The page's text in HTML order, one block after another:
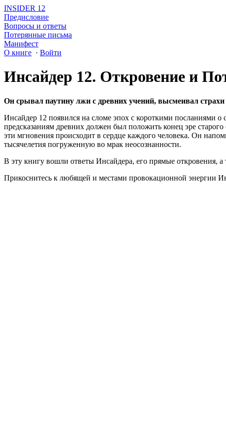
INSIDER 12
Предисловие
Вопросы и ответы
Потерянные письма
Манифест
О книге · Войти
Инсайдер 12. Откровение и
Он срывал паутину лжи с древних учений, высмеивал
Инсайдер 12 появился на сломе эпох с короткими посланиями
предсказаниям древних должен был положить конец эре
эти мгновения происходит в сердце каждого человека. Он
тысячелетия погруженную во мрак неосознанности.
В эту книгу вошли ответы Инсайдера, его прямые откровения,
Прикоснитесь к любящей и местами провокационной энергии